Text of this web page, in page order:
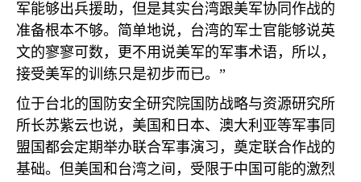
军能够出兵援助，但是其实台湾跟美军协同作战的
准备根本不够。简单地说，台湾的军士官能够说英
文的寥寥可数，更不用说美军的军事术语，所以，
接受美军的训练只是初步而已。”
位于台北的国防安全研究院国防战略与资源研究所
所长苏紫云也说，美国和日本、澳大利亚等军事同
盟国都会定期举办联合军事演习，奠定联合作战的
基础。但美国和台湾之间，受限于中国可能的激烈